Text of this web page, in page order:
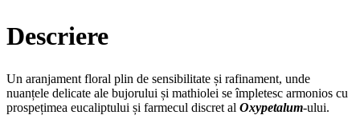
Descriere
Un aranjament floral plin de sensibilitate și rafinament, unde
nuanțele delicate ale bujorului și mathiolei se împletesc armonios cu
prospețimea eucaliptului și farmecul discret al Oxypetalum-ului.